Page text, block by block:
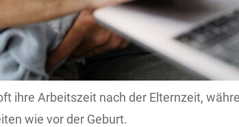
ihre Arbeitszeit nach der Elternzeit,
wie vor der Geburt.